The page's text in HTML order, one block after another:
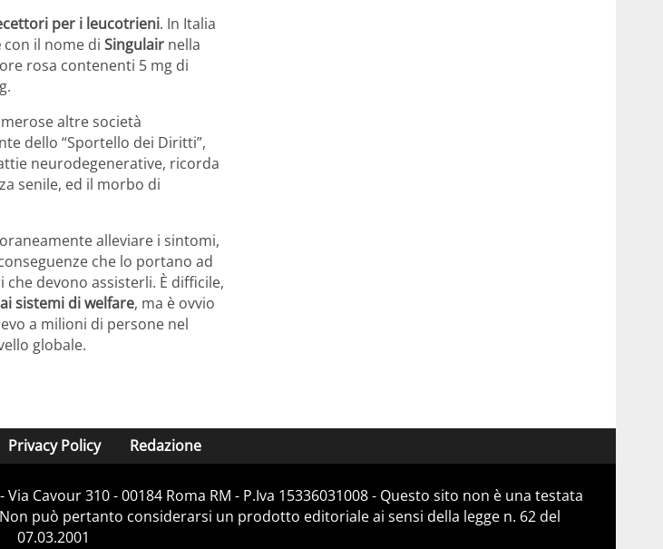
per i leucotrieni. In Italia
con il nome di Singulair nella
rosa contenenti 5 mg di
altre società
dello “Sportello dei Diritti”,
neurodegenerative, ricorda
senile, ed il morbo di
alleviare i sintomi,
che lo portano ad
devono assisterli. È difficile,
sistemi di welfare, ma è ovvio
a milioni di persone nel
globale.
Privacy Policy Redazione
Cavour 310 - 00184 Roma RM - P.Iva 15336031008 - Questo sito non è una testata
può pertanto considerarsi un prodotto editoriale ai sensi della legge n. 62 del
07.03.2001